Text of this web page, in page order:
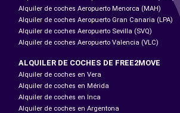
Alquiler de coches Aeropuerto Menorca (MAH)
Alquiler de coches Aeropuerto Gran Canaria (LPA)
Alquiler de coches Aeropuerto Sevilla (SVQ)
Alquiler de coches Aeropuerto Valencia (VLC)
ALQUILER DE COCHES DE FREE2MOVE
Alquiler de coches en Vera
Alquiler de coches en Mérida
Alquiler de coches en Inca
Alquiler de coches en Argentona